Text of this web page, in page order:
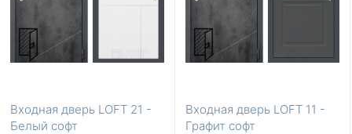
Входная дверь LOFT 21 -
Белый софт
Входная дверь LOFT 11 -
Графит софт